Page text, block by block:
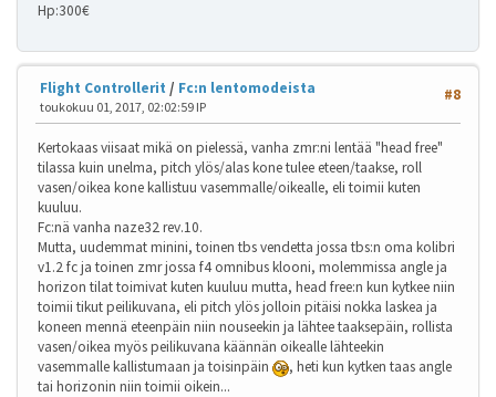
Hp:300€
#8
Flight Controllerit / Fc:n lentomodeista
toukokuu 01, 2017, 02:02:59 IP
Kertokaas viisaat mikä on pielessä, vanha zmr:ni lentää "head free"
tilassa kuin unelma, pitch ylös/alas kone tulee eteen/taakse, roll
vasen/oikea kone kallistuu vasemmalle/oikealle, eli toimii kuten
kuuluu.
Fc:nä vanha naze32 rev.10.
Mutta, uudemmat minini, toinen tbs vendetta jossa tbs:n oma kolibri
v1.2 fc ja toinen zmr jossa f4 omnibus klooni, molemmissa angle ja
horizon tilat toimivat kuten kuuluu mutta, head free:n kun kytkee niin
toimii tikut peilikuvana, eli pitch ylös jolloin pitäisi nokka laskea ja
koneen mennä eteenpäin niin nouseekin ja lähtee taaksepäin, rollista
vasen/oikea myös peilikuvana käännän oikealle lähteekin
vasemmalle kallistumaan ja toisinpäin
, heti kun kytken taas angle
tai horizonin niin toimii oikein...